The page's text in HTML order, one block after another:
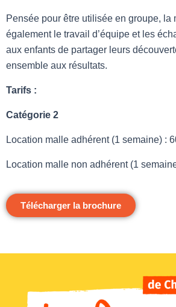
Pensée pour être utilisée en groupe, la
également le travail d’équipe et les
aux enfants de partager leurs
ensemble aux résultats.
Tarifs :
Catégorie 2
Location malle adhérent (1 semaine) :
Location malle non adhérent (1
Télécharger la brochure